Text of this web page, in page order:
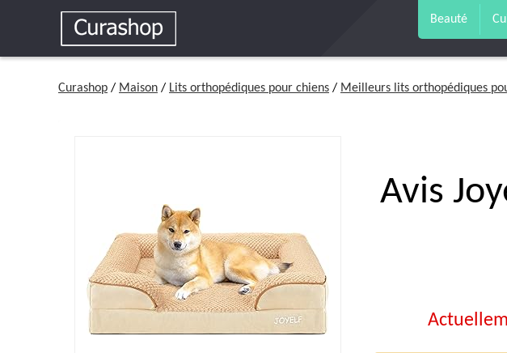
Beauté
Curashop / Maison / Lits orthopédiques pour chiens / Meilleurs lits orthopédiques
Avis